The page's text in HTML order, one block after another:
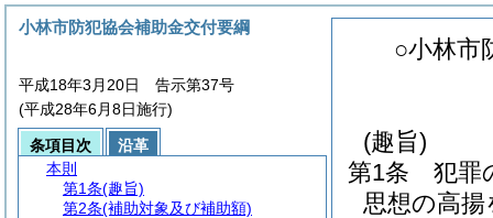
○小林市
(趣旨)
第1条
犯罪
思想の高
小林市防犯協会補助金交付要綱
平成18年3月20日 告示第37号
(平成28年6月8日施行)
条項目次
沿革
本則
第1条(趣旨)
第2条(補助対象及び補助額)